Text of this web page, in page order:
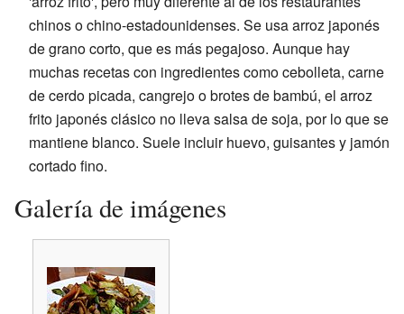
chinos o chino-estadounidenses. Se usa arroz japonés
de grano corto, que es más pegajoso. Aunque hay
muchas recetas con ingredientes como cebolleta, carne
de cerdo picada, cangrejo o brotes de bambú, el arroz
frito japonés clásico no lleva salsa de soja, por lo que se
mantiene blanco. Suele incluir huevo, guisantes y jamón
cortado fino.
Galería de imágenes